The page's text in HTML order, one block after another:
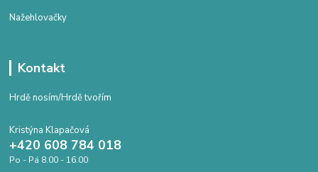
Nažehlovačky
Kontakt
Hrdě nosím/Hrdě tvořím
Kristýna Klapačová
+420 608 784 018
Po - Pá 8.00 - 16.00